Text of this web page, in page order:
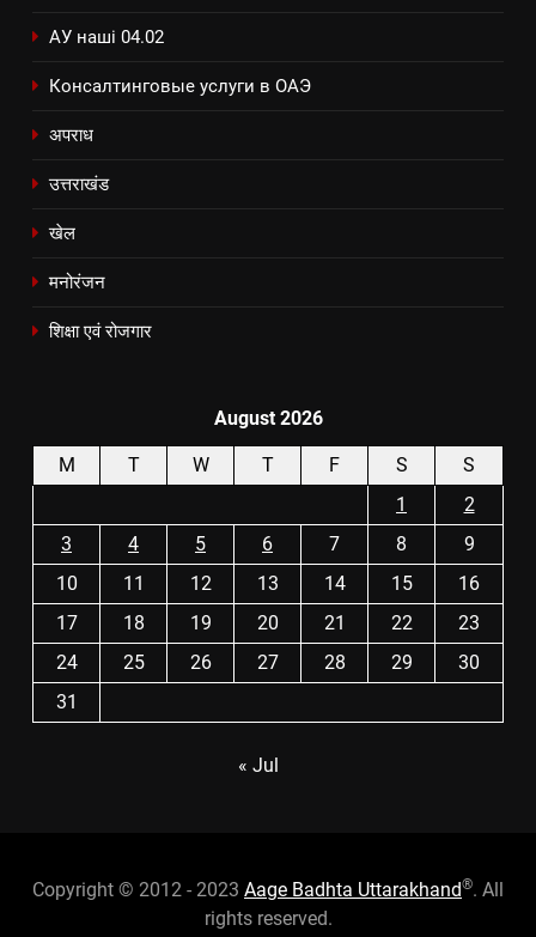
АУ наші 04.02
Консалтинговые услуги в ОАЭ
अपराध
उत्तराखंड
खेल
मनोरंजन
शिक्षा एवं रोजगार
August 2026
M T W T F S
S
1
2
3
4 5 6 7 8
9
10
11 12 13 14 15
16
17
18 19 20 21 22
23
24
25 26 27 28 29
30
31
« Jul
Copyright © 2012 - 2023 Aage Badhta Uttarakhand®. All
rights reserved.